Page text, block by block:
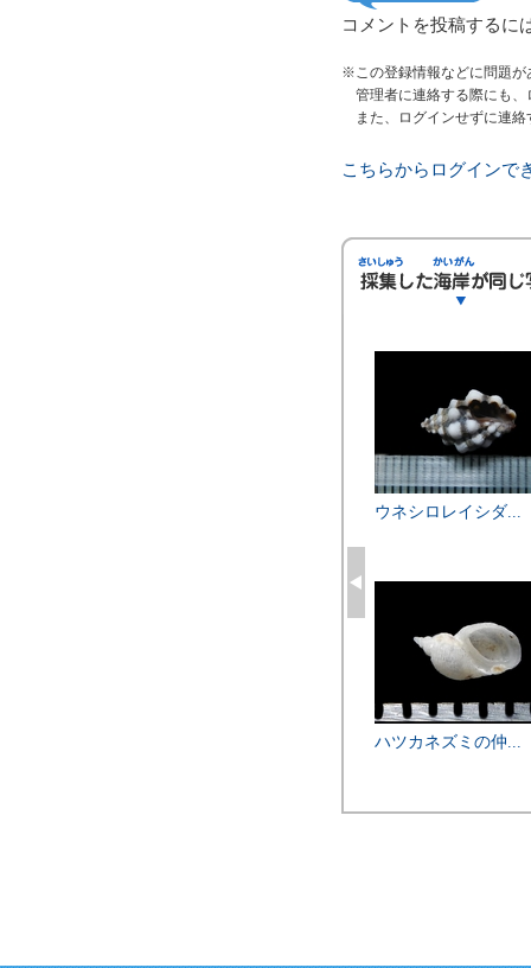
コメントを投稿するに
※この登録情報などに問題が
管理者に連絡する際にも、
また、ログインせずに連絡
こちらからログインで
ウネシロレイシダ...
ハツカネズミの仲...